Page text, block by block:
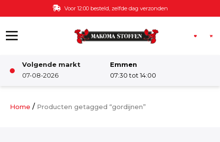
Ga naar de inhoud Gratis bezorging v.a. €60,-
Volgende markt
07-08-2026
Emmen
07:30 tot 14:00
Damesstoffen
Home / Producten getagged “gordijnen”